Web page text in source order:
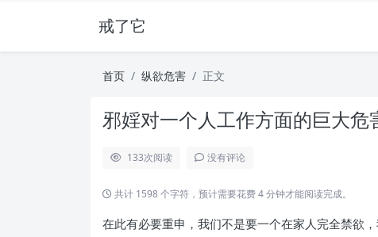
戒了它
首页 纵欲危害 正文
邪婬对一个人工作方面的巨大
133次阅读 没有评论
共计 1598 个字符，预计需要花费 4 分钟才能阅读完成。
在此有必要重申，我们不是要一个在家人完全禁欲